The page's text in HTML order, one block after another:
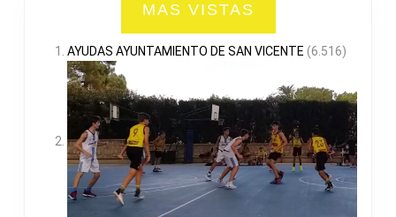
MAS VISTAS
AYUDAS AYUNTAMIENTO DE SAN VICENTE (6.516)